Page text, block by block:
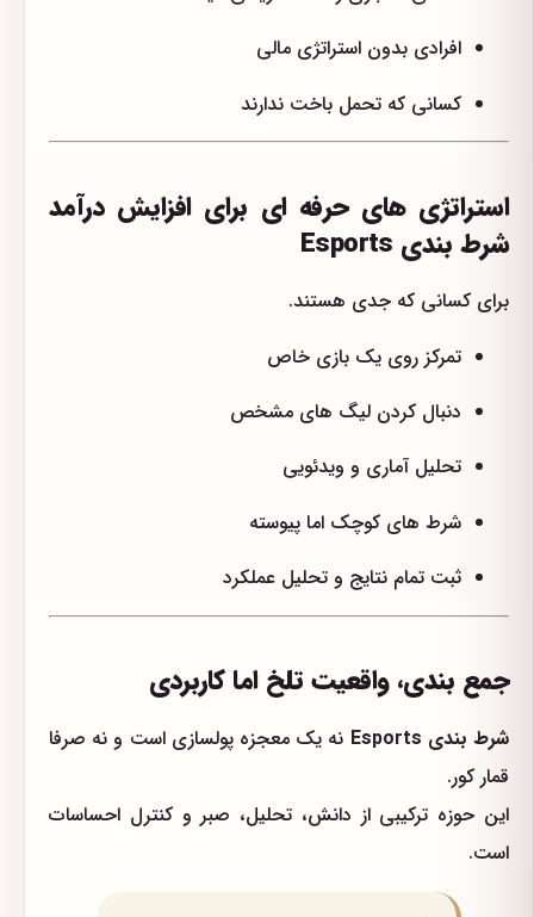
افرادی بدون استراتژی مالی
کسانی که تحمل باخت ندارند
استراتژی های حرفه ای برای افزایش درآمد
شرط بندی Esports
برای کسانی که جدی هستند.
تمرکز روی یک بازی خاص
دنبال کردن لیگ های مشخص
تحلیل آماری و ویدئویی
شرط های کوچک اما پیوسته
ثبت تمام نتایج و تحلیل عملکرد
جمع بندی، واقعیت تلخ اما کاربردی
شرط بندی Esports
نه یک معجزه پولسازی است و نه صرفا
قمار کور.
این حوزه ترکیبی از دانش، تحلیل، صبر و کنترل احساسات
است.